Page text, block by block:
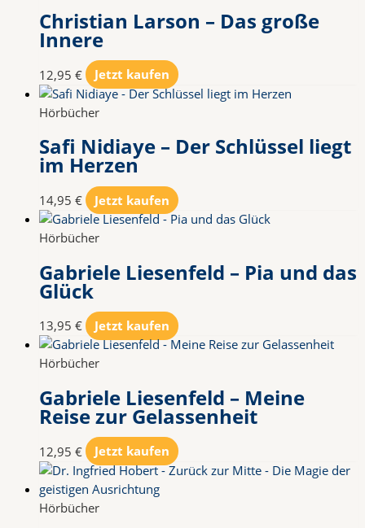
Christian Larson – Das große
Innere
12,95 € Jetzt kaufen
Hörbücher
Safi Nidiaye – Der Schlüssel liegt
im Herzen
14,95 € Jetzt kaufen
Hörbücher
Gabriele Liesenfeld – Pia und das
Glück
13,95 € Jetzt kaufen
Hörbücher
Gabriele Liesenfeld – Meine
Reise zur Gelassenheit
12,95 € Jetzt kaufen
Hörbücher